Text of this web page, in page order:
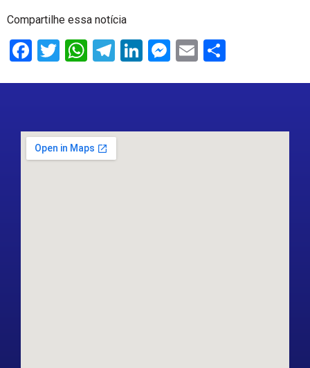
Compartilhe essa notícia
Facebook
Twitter
WhatsApp
Telegram
LinkedIn
Messenger
Email